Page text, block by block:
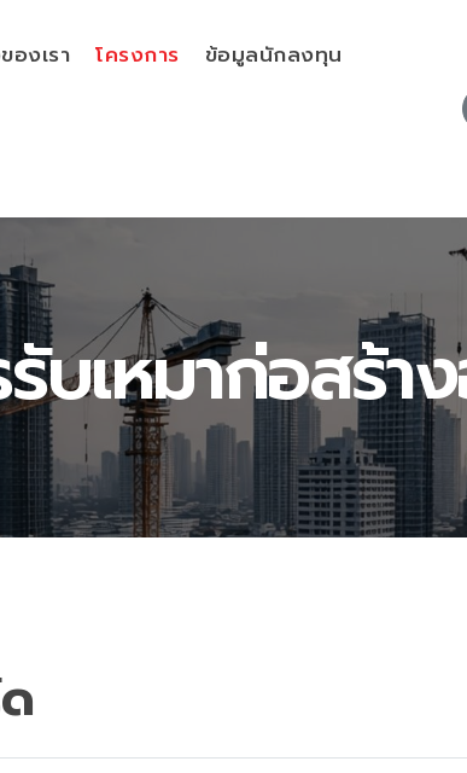
องเรา โครงการ ข้อมูลนักลงทุน
บเหมาก่อสร้า